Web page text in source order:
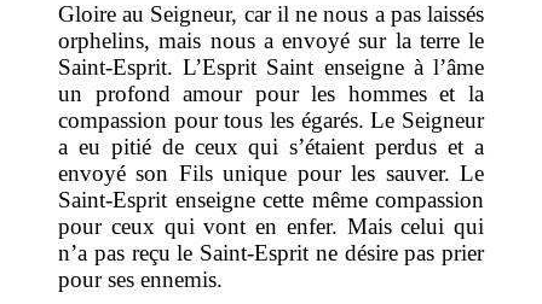
Gloire au Seigneur, car il ne nous a pas laissés
orphelins, mais nous a envoyé sur la terre le
Saint-Esprit. L’Esprit Saint enseigne à l’âme
un profond amour pour les hommes et la
compassion pour tous les égarés. Le Seigneur
a eu pitié de ceux qui s’étaient perdus et a
envoyé son Fils unique pour les sauver. Le
Saint-Esprit enseigne cette même compassion
pour ceux qui vont en enfer. Mais celui qui
n’a pas reçu le Saint-Esprit ne désire pas prier
pour ses ennemis.